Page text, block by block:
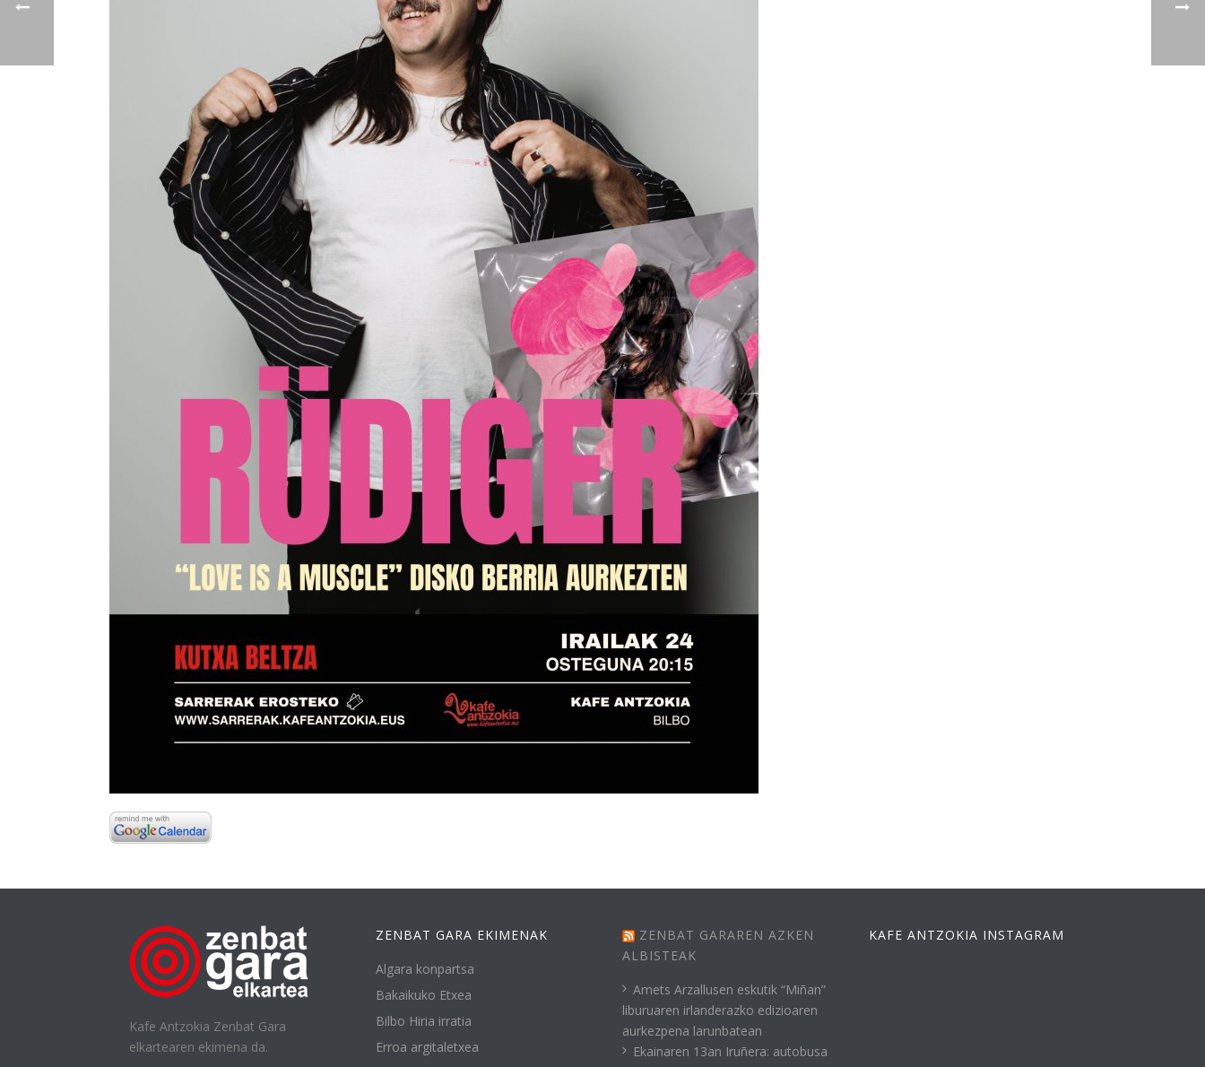
Kafe Antzokia Zenbat Gara
elkartearen ekimena da.
ZENBAT GARA EKIMENAK
Algara konpartsa
Bakaikuko Etxea
Bilbo Hiria irratia
Erroa argitaletxea
ZENBAT GARAREN AZKEN
ALBISTEAK
Amets Arzallusen eskutik “Miñan”
liburuaren irlanderazko edizioaren
aurkezpena larunbatean
Ekainaren 13an Iruñera: autobusa
KAFE ANTZOKIA INSTAGRAM